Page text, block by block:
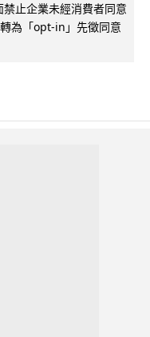
止企業未經消費者同意
為「opt-in」先徵同意